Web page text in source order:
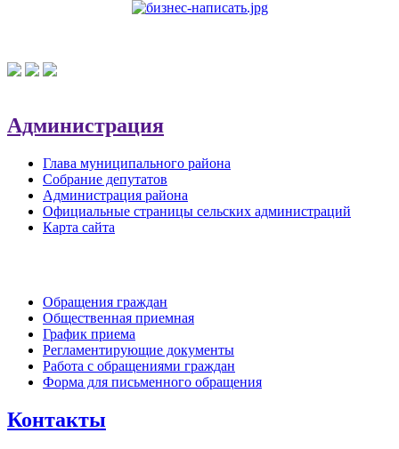
Администрация
Глава муниципального района
Собрание депутатов
Администрация района
Официальные страницы сельских администраций
Карта сайта
Обращения граждан
Общественная приемная
График приема
Регламентирующие документы
Работа с обращениями граждан
Форма для письменного обращения
Контакты